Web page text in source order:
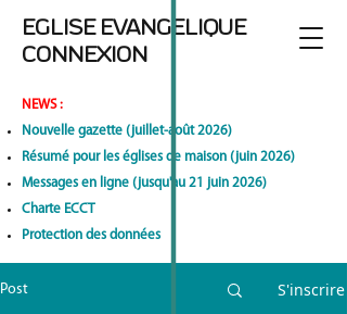
EGLISE EVANGELIQUE
CONNEXION
NEWS:
Nouvelle gazette (juillet-août 2026)
Résumé pour les églises de maison (juin 2026)
Messages en ligne (jusqu'au 21 juin 2026)
Charte ECCT
Protection des données
Post S'inscrire